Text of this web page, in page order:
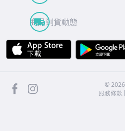
商品到貨動態
APP Store
facebook ©2026
服務條款